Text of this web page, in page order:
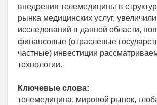
внедрения телемедицины в
рынка медицинских услуг,
исследований в данной области,
финансовые (отраслевые
частные) инвестиции
технологии.
Ключевые слова:
телемедицина, мировой рынок,